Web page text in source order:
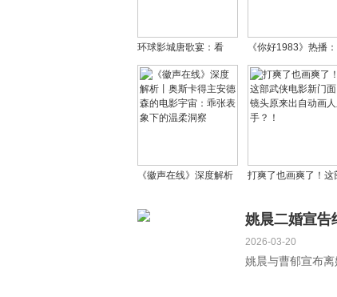
环球影城唐歌宴：看
《长安三万里》如何玩
转衍生经济
《你好1983》热播
晓兰21万购北京四合
院，背后隐藏哪些深
意？
《徽声在线》深度解析
电影宇宙：乖张表象下
打爽了也画爽了！这
原来出自动画人之
手？！
姚晨二婚宣告
2026-03-20
姚晨与曹郁宣布